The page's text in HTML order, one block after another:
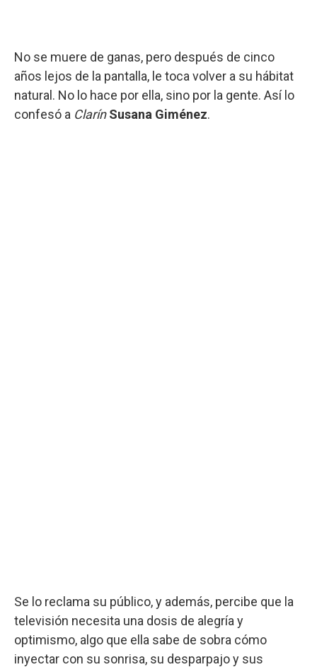
No se muere de ganas, pero después de cinco
años lejos de la pantalla, le toca volver a su hábitat
natural. No lo hace por ella, sino por la gente. Así lo
confesó a Clarín Susana Giménez.
Se lo reclama su público, y además, percibe que la
televisión necesita una dosis de alegría y
optimismo, algo que ella sabe de sobra cómo
inyectar con su sonrisa, su desparpajo y sus